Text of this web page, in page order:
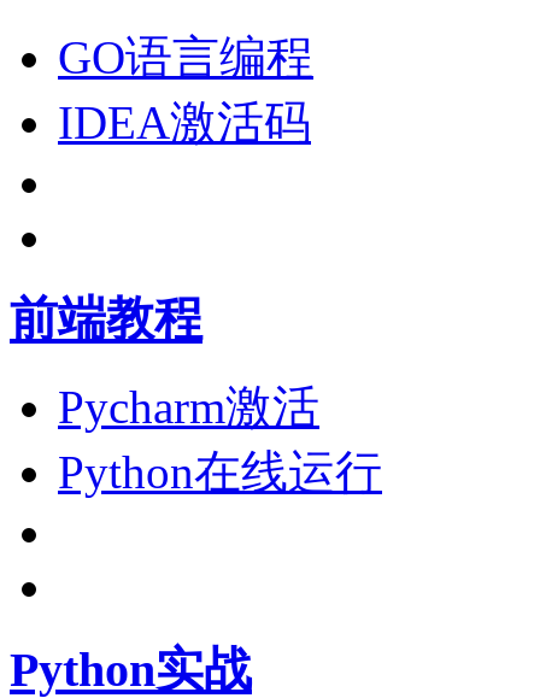
GO语言编程
IDEA激活码
前端教程
Pycharm激活
Python在线运行
Python实战